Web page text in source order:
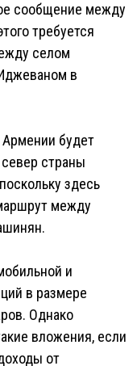
сообщение между
требуется
селом
в
Армении будет
страны
здесь
между
и
в размере
Однако
вложения, если
от